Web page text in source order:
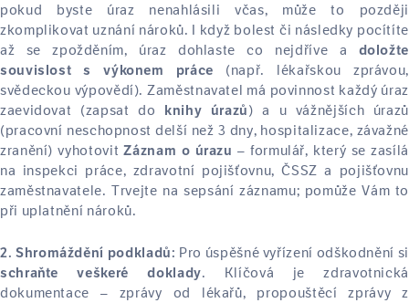
pokud byste úraz nenahlásili včas, může to později
zkomplikovat uznání nároků. I když bolest či následky pocítíte
až se zpožděním, úraz dohlaste co nejdříve a doložte
souvislost s výkonem práce
(např. lékařskou zprávou,
svědeckou výpovědí). Zaměstnavatel má povinnost každý úraz
zaevidovat (zapsat do
knihy úrazů) a u vážnějších úrazů
(pracovní neschopnost delší než 3 dny, hospitalizace, závažné
zranění) vyhotovitZáznam o úrazu – formulář, který se zasílá
na inspekci práce, zdravotní pojišťovnu, ČSSZ a pojišťovnu
zaměstnavatele. Trvejte na sepsání záznamu; pomůže Vám to
při uplatnění nároků.
2. Shromáždění podkladů: Pro úspěšné vyřízení odškodnění si
schraňte veškeré doklady. Klíčová je zdravotnická
dokumentace – zprávy od lékařů, propouštěcí zprávy z